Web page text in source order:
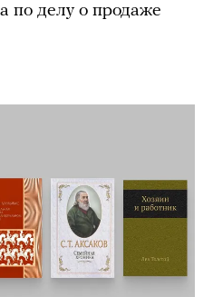
по делу о продаже